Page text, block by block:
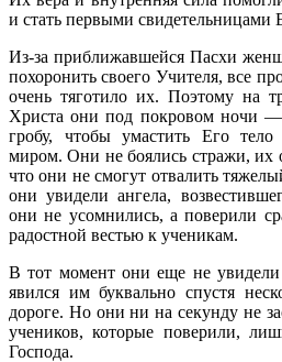
и стать первыми свидетельницами
Из-за приближавшейся Пасхи
похоронить своего Учителя, все
очень тяготило их. Поэтому на
Христа они под покровом ночи
гробу, чтобы умастить Его
миром. Они не боялись стражи, их
что они не смогут отвалить
они увидели ангела,
они не усомнились, а поверили
радостной вестью к ученикам.
В тот момент они еще не
явился им буквально спустя
дороге. Но они ни на секунду не
учеников, которые поверили,
Господа.